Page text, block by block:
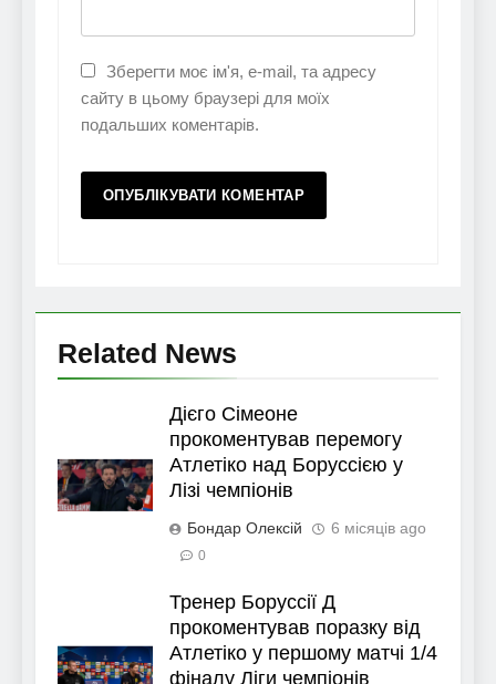
Зберегти моє ім'я, e-mail, та адресу
сайту в цьому браузері для моїх
подальших коментарів.
Related News
Дієго Сімеоне
прокоментував перемогу
Атлетіко над Боруссією у
Лізі чемпіонів
Бондар Олексій 6 місяців ago
0
Тренер Боруссії Д
прокоментував поразку від
Атлетіко у першому матчі 1/4
фіналу Ліги чемпіонів